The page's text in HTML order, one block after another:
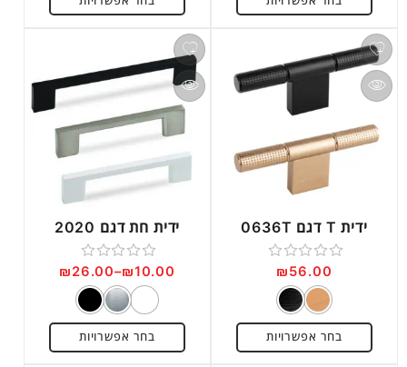
5
5
ידית T דגם 0636T
דורג
מתוך
5
₪56.00
בחר אפשרויות
ידית חת דגם 2020
דורג
0
מתוך
5
₪10.00
–
₪26.00
בחר אפשרויות